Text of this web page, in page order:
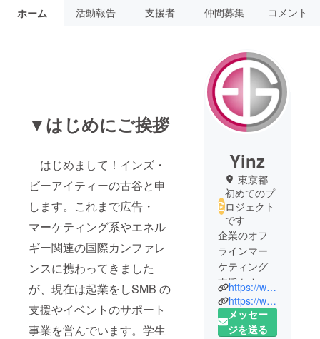
ホーム 活動報告 支援者 仲間募集 コメント
▼はじめにご挨拶
はじめまして！インズ・
ビーアイティーの古谷と申
します。これまで広告・
マーケティング系やエネル
ギー関連の国際カンファレ
ンスに携わってきました
が、現在は起業をしSMB の
支援やイベントのサポート
事業を営んでいます。学生
Yinz
東京都
初めてのプ
ロジェクト
です
企業のオフ
ラインマー
ケティング
支援をする
インズ・
ビーアイ
ティーで
https://www.eventglobe.net/
https://www.yinzbit.co.jp/
メッセー
ジを送る